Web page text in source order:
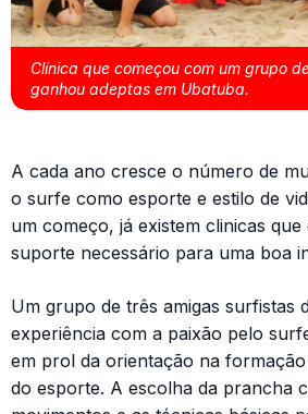
Clínica que começou com um grupo
ganhou adeptas em Ubatuba.
A cada ano cresce o número de
o surfe como esporte e estilo de
um começo, já existem clinicas
suporte necessário para uma boa
Um grupo de três amigas surfistas
experiência com a paixão pelo
em prol da orientação na
do esporte. A escolha da prancha